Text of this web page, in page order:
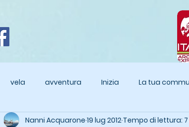
vela avventura Inizia La tua
Nanni Acquarone 19 lug 2012 Tempo di lettura: